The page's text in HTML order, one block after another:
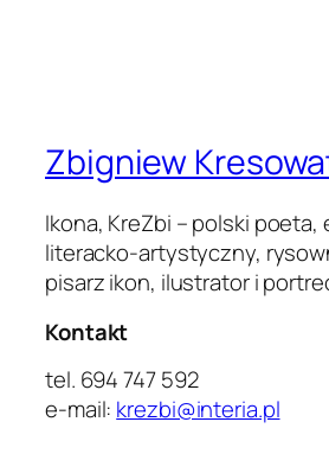
Zbigniew
Ikona, KreZbi – polski
literacko-artystyczny,
pisarz ikon, ilustrator i
Kontakt
tel. 694 747 592
e-mail: krezbi@interia.pl